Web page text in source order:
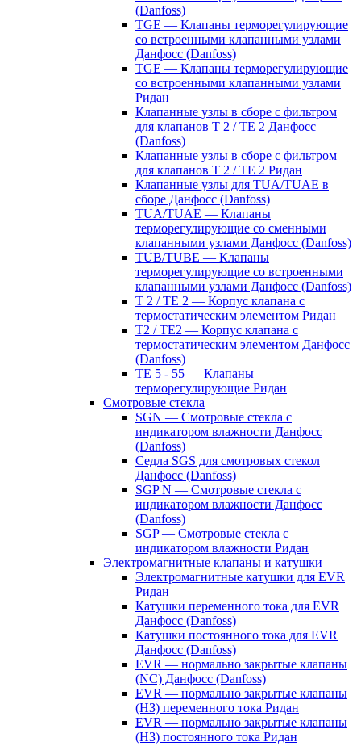
(Danfoss)
TGE — Клапаны терморегулирующие
со встроенными клапанными узлами
Данфосс (Danfoss)
TGE — Клапаны терморегулирующие
со встроенными клапанными узлами
Ридан
Клапанные узлы в сборе с фильтром
для клапанов T 2 / TE 2 Данфосс
(Danfoss)
Клапанные узлы в сборе с фильтром
для клапанов T 2 / TE 2 Ридан
Клапанные узлы для TUA/TUAE в
сборе Данфосс (Danfoss)
TUA/TUAE — Клапаны
терморегулирующие со сменными
клапанными узлами Данфосс (Danfoss)
TUB/TUBE — Клапаны
терморегулирующие со встроенными
клапанными узлами Данфосс (Danfoss)
T 2 / TE 2 — Корпус клапана с
термостатическим элементом Ридан
T2 / TE2 — Корпус клапана с
термостатическим элементом Данфосс
(Danfoss)
TE 5 - 55 — Клапаны
терморегулирующие Ридан
Смотровые стекла
SGN — Смотровые стекла с
индикатором влажности Данфосс
(Danfoss)
Седла SGS для смотровых стекол
Данфосс (Danfoss)
SGP N — Смотровые стекла с
индикатором влажности Данфосс
(Danfoss)
SGP — Смотровые стекла с
индикатором влажности Ридан
Электромагнитные клапаны и катушки
Электромагнитные катушки для EVR
Ридан
Катушки переменного тока для EVR
Данфосс (Danfoss)
Катушки постоянного тока для EVR
Данфосс (Danfoss)
EVR — нормально закрытые клапаны
(NC) Данфосс (Danfoss)
EVR — нормально закрытые клапаны
(НЗ) переменного тока Ридан
EVR — нормально закрытые клапаны
(НЗ) постоянного тока Ридан